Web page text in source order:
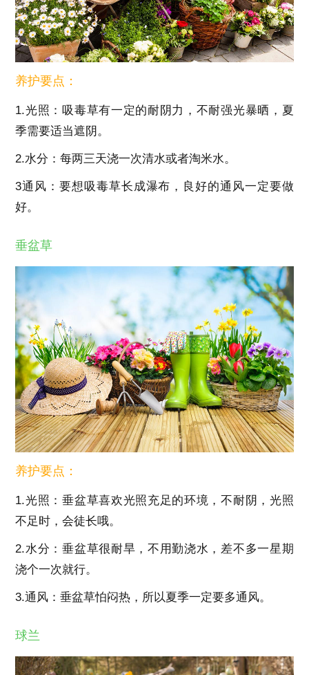
养护要点：
1.光照：吸毒草有一定的耐阴力，不耐强光暴晒，夏
季需要适当遮阴。
2.水分：每两三天浇一次清水或者淘米水。
3通风：要想吸毒草长成瀑布，良好的通风一定要做
好。
垂盆草
养护要点：
1.光照：垂盆草喜欢光照充足的环境，不耐阴，光照
不足时，会徒长哦。
2.水分：垂盆草很耐旱，不用勤浇水，差不多一星期
浇个一次就行。
3.通风：垂盆草怕闷热，所以夏季一定要多通风。
球兰